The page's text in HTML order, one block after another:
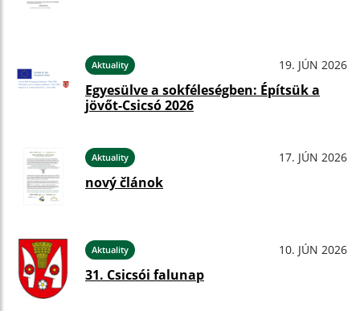
Aktuality 19. JÚN 2026
Egyesülve a sokféleségben: Építsük a
jövőt-Csicsó 2026
Aktuality 17. JÚN 2026
nový článok
Aktuality 10. JÚN 2026
31. Csicsói falunap